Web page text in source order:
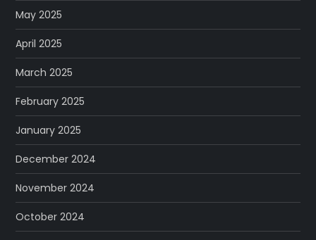
May 2025
April 2025
March 2025
February 2025
January 2025
December 2024
November 2024
October 2024